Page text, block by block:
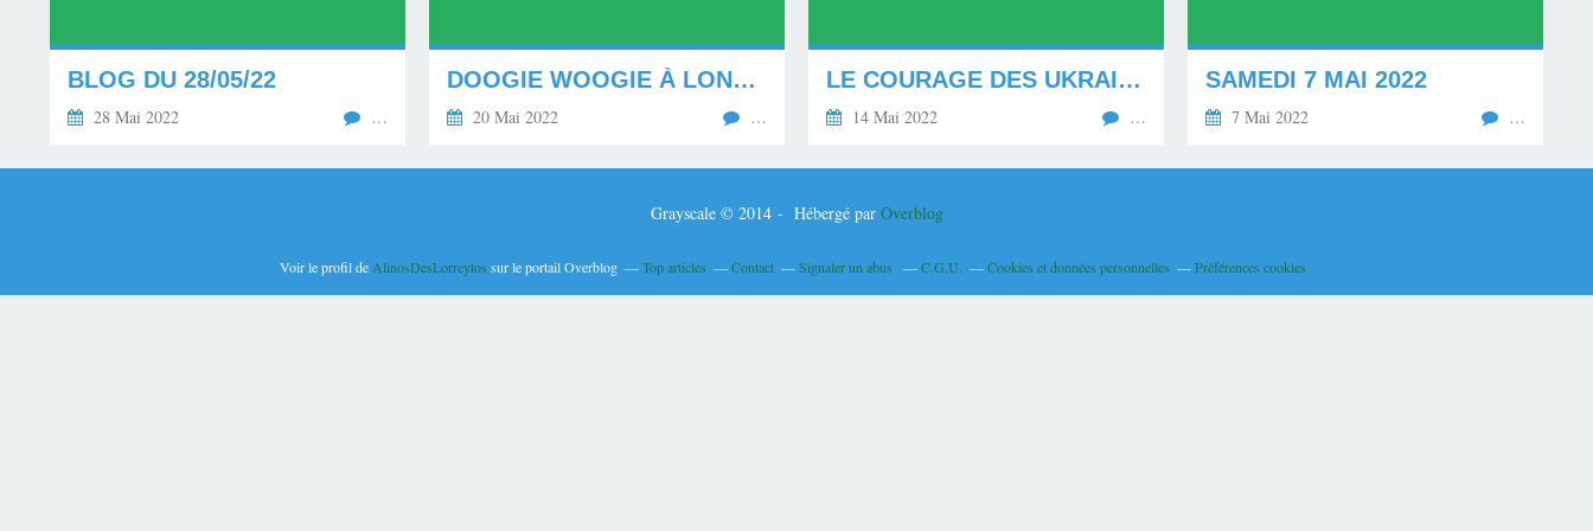
BLOG DU 28/05/22
28 Mai 2022 …
DOOGIE WOOGIE À LONDRES.
20 Mai 2022 …
LE COURAGE DES UKRAINIENS.
14 Mai 2022 …
SAMEDI 7 MAI 2022
7 Mai 2022 …
Grayscale © 2014 - Hébergé par Overblog
Voir le profil de AlinosDesLorreytos sur le portail Overblog Top articles Contact Signaler un abus C.G.U. Cookies et données personnelles Préférences cookies